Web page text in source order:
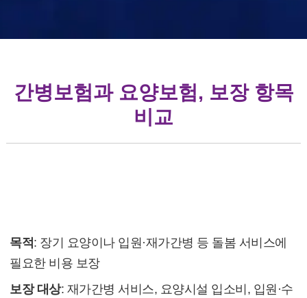
간병보험과 요양보험, 보장 항목
비교
목적 : 장기 요양이나 입원·재가간병 등 돌봄 서비스에
필요한 비용 보장
보장 대상: 재가간병 서비스, 요양시설 입소비, 입원·수